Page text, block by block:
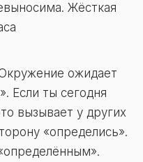
Жёсткая
ожидает
Если ты сегодня
вызывает у других
«определись».